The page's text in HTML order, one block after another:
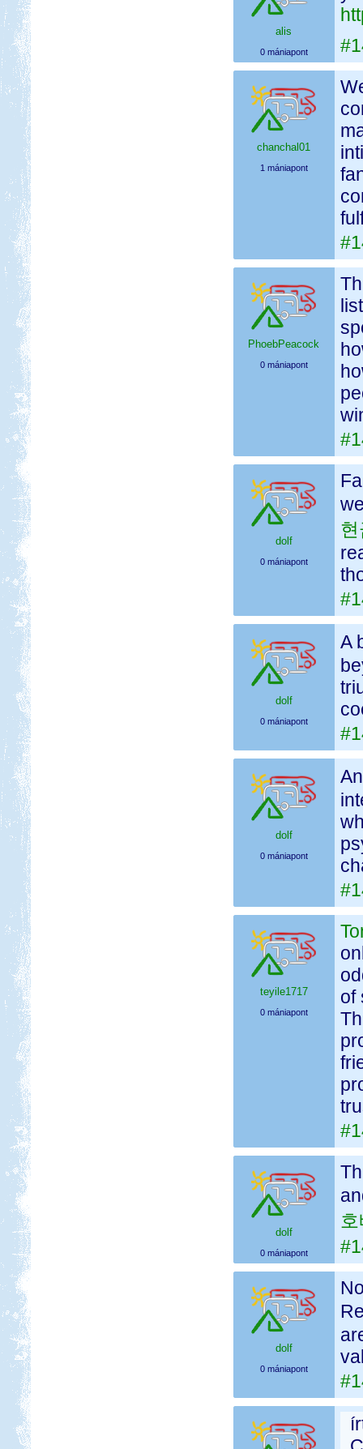
alis
0 mániapont
chanchal01
1 mániapont
PhoebPeacock
0 mániapont
dolf
0 mániapont
dolf
0 mániapont
A
dolf
0 mániapont
teyile1717
0 mániapont
of
dolf
0 mániapont
dolf
0 mániapont